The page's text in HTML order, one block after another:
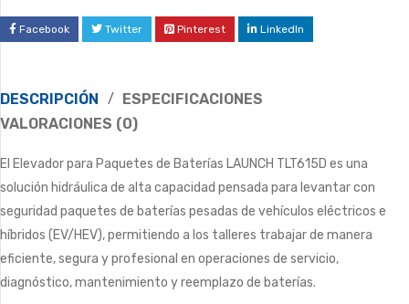
Facebook Twitter Pinterest LinkedIn
DESCRIPCIÓN
ESPECIFICACIONES
VALORACIONES (0)
El Elevador para Paquetes de Baterías LAUNCH TLT615D es una
solución hidráulica de alta capacidad pensada para levantar con
seguridad paquetes de baterías pesadas de vehículos eléctricos e
híbridos (EV/HEV), permitiendo a los talleres trabajar de manera
eficiente, segura y profesional en operaciones de servicio,
diagnóstico, mantenimiento y reemplazo de baterías.